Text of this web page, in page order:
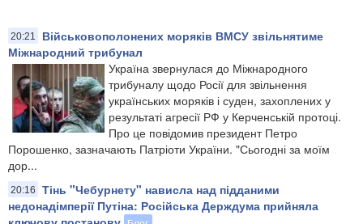
20:21
Військовополонених моряків ВМСУ звільнятиме
Міжнародний трибунал
Україна звернулася до Міжнародного
трибуналу щодо Росії для звільнення
українських моряків і суден, захоплених у
результаті агресії РФ у Керченській протоці.
Про це повідомив президент Петро
Порошенко, зазначають Патріоти України. "Сьогодні за моїм
дор...
20:16
Тінь "Чебурнету" нависла над підданими
недонадімперії Путіна: Російська Держдума прийняла